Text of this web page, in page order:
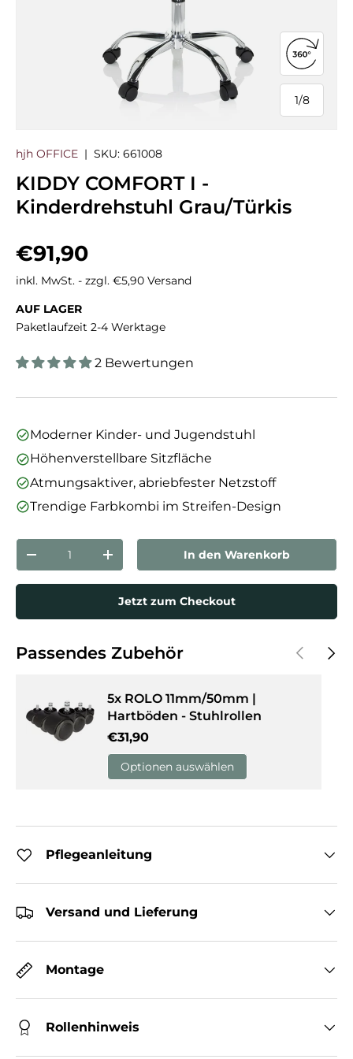
1/
von
8
360°-
hjh OFFICE | SKU: 661008
KIDDY COMFORT I -
Kinderdrehstuhl Grau/Türkis
Normaler Preis
€91,90
inkl. MwSt. - zzgl. €5,90 Versand
AUF LAGER
Paketlaufzeit 2-4 Werktage
2 Bewertungen
Moderner Kinder- und Jugendstuhl
Höhenverstellbare Sitzfläche
Atmungsaktiver, abriebfester Netzstoff
Trendige Farbkombi im Streifen-Design
Anzahl
Menge verringernMenge erhöhenIn den Warenkorb
Jetzt zum Checkout
Passendes Zubehör Vorherige
5x ROLO 11mm/50mm |
Hartböden - Stuhlrollen
Normaler Preis
€31,90
Optionen auswählen
Pflegeanleitung
Versand und Lieferung
Montage
Rollenhinweis